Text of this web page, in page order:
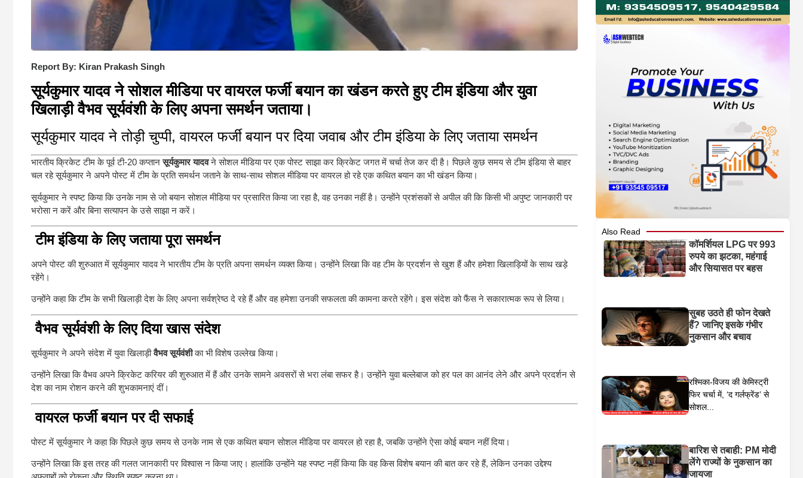
Report By: Kiran Prakash Singh
सूर्यकुमार यादव ने सोशल मीडिया पर वायरल फर्जी बयान का खंडन करते हुए टीम इंडिया और युवा
खिलाड़ी वैभव सूर्यवंशी के लिए अपना समर्थन जताया।
सूर्यकुमार यादव ने तोड़ी चुप्पी, वायरल फर्जी बयान पर दिया जवाब और टीम इंडिया के लिए जताया समर्थन
भारतीय क्रिकेट टीम के पूर्व टी-20 कप्तानसूर्यकुमार यादवने सोशल मीडिया पर एक पोस्ट साझा कर क्रिकेट जगत में चर्चा तेज कर दी है। पिछले कुछ समय से टीम इंडिया से बाहर
चल रहे सूर्यकुमार ने अपने पोस्ट में टीम के प्रति समर्थन जताने के साथ-साथ सोशल मीडिया पर वायरल हो रहे एक कथित बयान का भी खंडन किया।
सूर्यकुमार ने स्पष्ट किया कि उनके नाम से जो बयान सोशल मीडिया पर प्रसारित किया जा रहा है, वह उनका नहीं है। उन्होंने प्रशंसकों से अपील की कि किसी भी अपुष्ट जानकारी पर
भरोसा न करें और बिना सत्यापन के उसे साझा न करें।
टीम इंडिया के लिए जताया पूरा समर्थन
अपने पोस्ट की शुरुआत में सूर्यकुमार यादव ने भारतीय टीम के प्रति अपना समर्थन व्यक्त किया। उन्होंने लिखा कि वह टीम के प्रदर्शन से खुश हैं और हमेशा खिलाड़ियों के साथ खड़े
रहेंगे।
उन्होंने कहा कि टीम के सभी खिलाड़ी देश के लिए अपना सर्वश्रेष्ठ दे रहे हैं और वह हमेशा उनकी सफलता की कामना करते रहेंगे। इस संदेश को फैंस ने सकारात्मक रूप से लिया।
वैभव सूर्यवंशी के लिए दिया खास संदेश
सूर्यकुमार ने अपने संदेश में युवा खिलाड़ीवैभव सूर्यवंशीका भी विशेष उल्लेख किया।
उन्होंने लिखा कि वैभव अपने क्रिकेट करियर की शुरुआत में हैं और उनके सामने अवसरों से भरा लंबा सफर है। उन्होंने युवा बल्लेबाज को हर पल का आनंद लेने और अपने प्रदर्शन से
देश का नाम रोशन करने की शुभकामनाएं दीं।
वायरल फर्जी बयान पर दी सफाई
पोस्ट में सूर्यकुमार ने कहा कि पिछले कुछ समय से उनके नाम से एक कथित बयान सोशल मीडिया पर वायरल हो रहा है, जबकि उन्होंने ऐसा कोई बयान नहीं दिया।
उन्होंने लिखा कि इस तरह की गलत जानकारी पर विश्वास न किया जाए। हालांकि उन्होंने यह स्पष्ट नहीं किया कि वह किस विशेष बयान की बात कर रहे हैं, लेकिन उनका उद्देश्य
Also Read
कॉमर्शियल LPG पर 993
रुपये का झटका, महंगाई
और सियासत पर बहस
सुबह उठते ही फोन देखते
हैं? जानिए इसके गंभीर
नुकसान और बचाव
रश्मिका-विजय की केमिस्ट्री
फिर चर्चा में, ‘द गर्लफ्रेंड’ से
सोशल...
बारिश से तबाही: PM मोदी
लेंगे राज्यों के नुकसान का
जायजा